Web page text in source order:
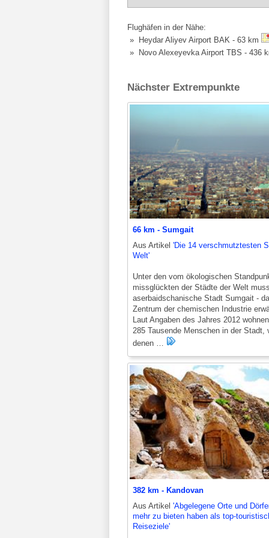
Flughäfen in der Nähe:
» Heydar Aliyev Airport BAK - 63 km
» Novo Alexeyevka Airport TBS - 436
Nächster Extrempunkte
66 km - Sumgait
Aus Artikel 'Die 14 verschmutztesten
Welt'
Unter den vom ökologischen
missglückten der Städte der Welt
aserbaidschanische Stadt Sumgait -
Zentrum der chemischen Industrie
Laut Angaben des Jahres 2012
285 Tausende Menschen in der Stadt,
denen …
382 km - Kandovan
Aus Artikel 'Abgelegene Orte und
mehr zu bieten haben als top-
Reiseziele'